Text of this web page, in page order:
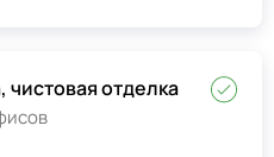
отделка